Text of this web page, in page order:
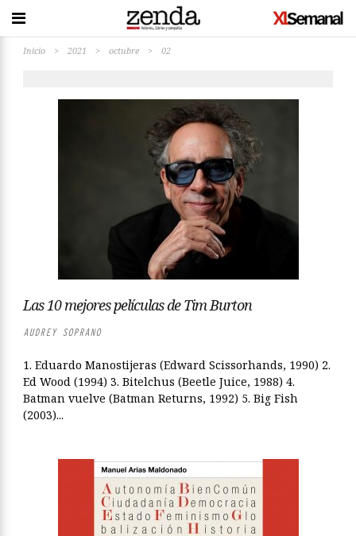
Inicio > 2021 > octubre > 02
Las 10 mejores películas de Tim Burton
AUDREY SOPRANO
1. Eduardo Manostijeras (Edward Scissorhands, 1990) 2.
Ed Wood (1994) 3. Bitelchus (Beetle Juice, 1988) 4.
Batman vuelve (Batman Returns, 1992) 5. Big Fish
(2003)...